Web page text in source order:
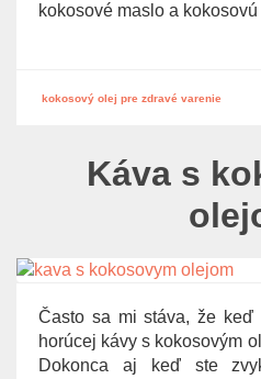
kokosové maslo a kokosovú
kokosový olej pre zdravé varenie
Káva s
Často sa mi stáva, že keď
horúcej kávy s kokosovým
Dokonca aj keď ste